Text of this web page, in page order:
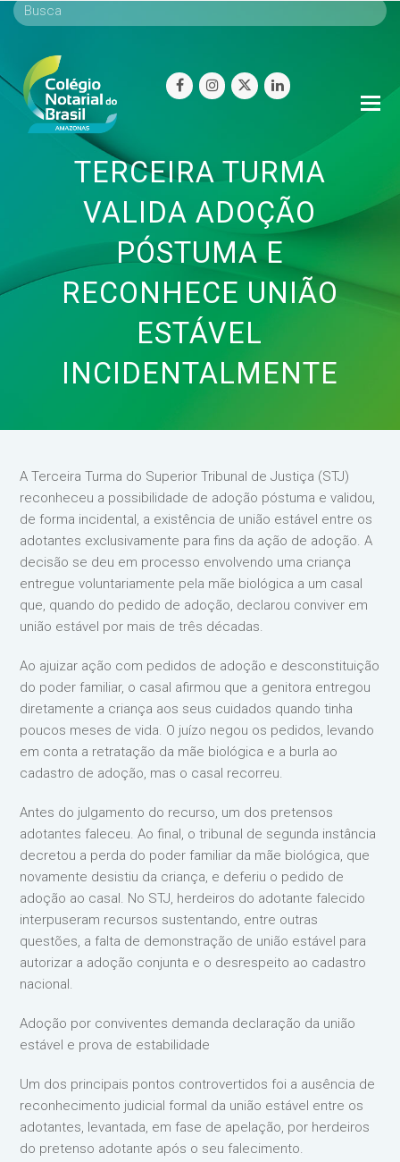
facebookinstagram
twitterlinkedin
TERCEIRA TURMA
VALIDA ADOÇÃO
PÓSTUMA E
RECONHECE UNIÃO
ESTÁVEL
INCIDENTALMENTE
A Terceira Turma do Superior Tribunal de Justiça (STJ)
reconheceu a possibilidade de adoção póstuma e validou,
de forma incidental, a existência de união estável entre os
adotantes exclusivamente para fins da ação de adoção. A
decisão se deu em processo envolvendo uma criança
entregue voluntariamente pela mãe biológica a um casal
que, quando do pedido de adoção, declarou conviver em
união estável por mais de três décadas.
Ao ajuizar ação com pedidos de adoção e desconstituição
do poder familiar, o casal afirmou que a genitora entregou
diretamente a criança aos seus cuidados quando tinha
poucos meses de vida. O juízo negou os pedidos, levando
em conta a retratação da mãe biológica e a burla ao
cadastro de adoção, mas o casal recorreu.
Antes do julgamento do recurso, um dos pretensos
adotantes faleceu. Ao final, o tribunal de segunda instância
decretou a perda do poder familiar da mãe biológica, que
novamente desistiu da criança, e deferiu o pedido de
adoção ao casal. No STJ, herdeiros do adotante falecido
interpuseram recursos sustentando, entre outras
questões, a falta de demonstração de união estável para
autorizar a adoção conjunta e o desrespeito ao cadastro
nacional.
Adoção por conviventes demanda declaração da união
estável e prova de estabilidade
Um dos principais pontos controvertidos foi a ausência de
reconhecimento judicial formal da união estável entre os
adotantes, levantada, em fase de apelação, por herdeiros
do pretenso adotante após o seu falecimento.